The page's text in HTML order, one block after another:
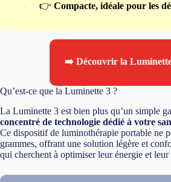
👉 Compacte, idéale pour les
➡️ Découvrir la
Qu’est-ce que la Luminette 3 ?
La Luminette 3 est bien plus qu’un simple
concentré de technologie dédié à votre
Ce dispositif de luminothérapie portable ne
grammes, offrant une solution légère et
qui cherchent à optimiser leur énergie et